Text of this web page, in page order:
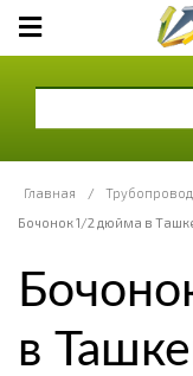
Главная /
Бочонок 1/2 дюйма в
в